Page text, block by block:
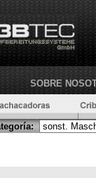
SOBRE